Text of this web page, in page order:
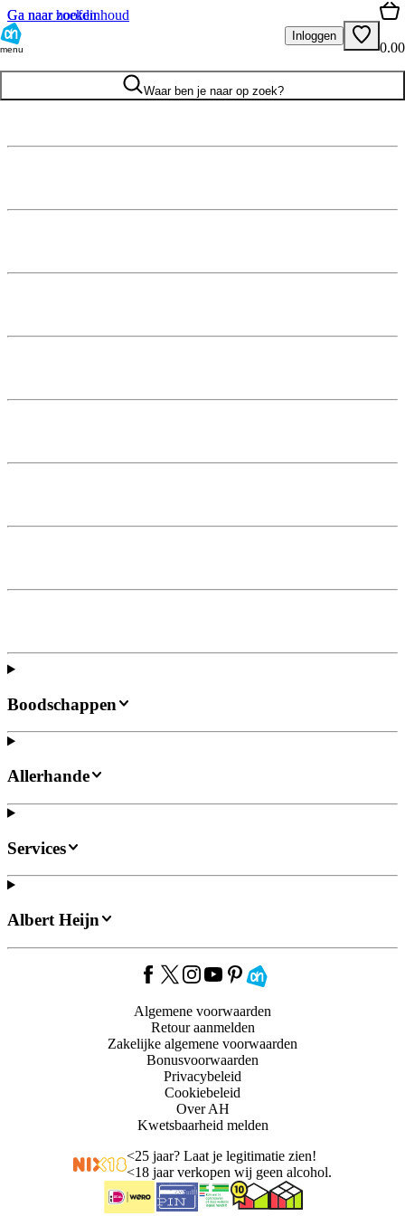
Ga naar hoofdinhoud
Ga naar zoeken
menu
Inloggen
0.00
Waar ben je naar op zoek?
Boodschappen
Allerhande
Services
Albert Heijn
Algemene voorwaarden
Retour aanmelden
Zakelijke algemene voorwaarden
Bonusvoorwaarden
Privacybeleid
Cookiebeleid
Over AH
Kwetsbaarheid melden
<25 jaar? Laat je legitimatie zien!
<18 jaar verkopen wij geen alcohol.